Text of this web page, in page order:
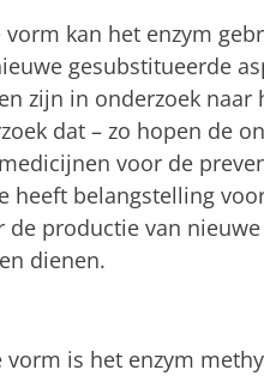
vorm kan het enzym
gesubstitueerde
zijn in onderzoek naar
dat – zo hopen de
voor de
heeft belangstelling
de productie van
dienen.
is het enzym